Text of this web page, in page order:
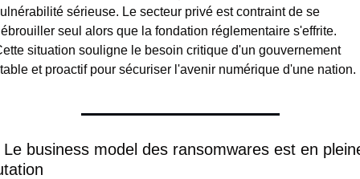
sérieuse. Le secteur privé est contraint de se
seul alors que la fondation réglementaire s'effrite.
situation souligne le besoin critique d'un gouvernement
et proactif pour sécuriser l'avenir numérique d'une nation.
Le business model des ransomwares est en